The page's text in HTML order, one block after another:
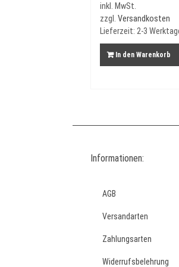
inkl. MwSt.
zzgl. Versandkosten
Lieferzeit: 2-3
In den Warenkorb
Informationen:
AGB
Versandarten
Zahlungsarten
Widerrufsbelehrung